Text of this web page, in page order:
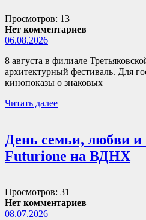
Просмотров: 13
Нет комментариев
06.08.2026
8 августа в филиале
архитектурный фестиваль. Для
кинопоказы о знаковых
Читать далее
День семьи, любви и
Futurione на ВДНХ
Просмотров: 31
Нет комментариев
08.07.2026